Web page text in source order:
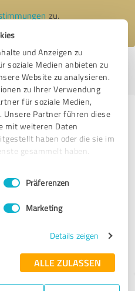
und Anzeigen zu
soziale Medien anbieten zu
Website zu analysieren.
zu Ihrer Verwendung
für soziale Medien,
Unsere Partner führen diese
mit weiteren Daten
haben oder die sie im
gesammelt haben.
Präferenzen
Marketing
Details zeigen
ALLE ZULASSEN
zu.
Aktualisierung: 17.11.2025|Profil
zu weiteren
dem Bereich
Christian Forster